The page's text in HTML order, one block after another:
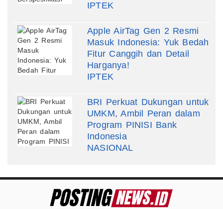
IPTEK
Apple AirTag Gen 2 Resmi
Masuk Indonesia: Yuk Bedah
Fitur Canggih dan Detail
Harganya!
IPTEK
BRI Perkuat Dukungan untuk
UMKM, Ambil Peran dalam
Program PINISI Bank
Indonesia
NASIONAL